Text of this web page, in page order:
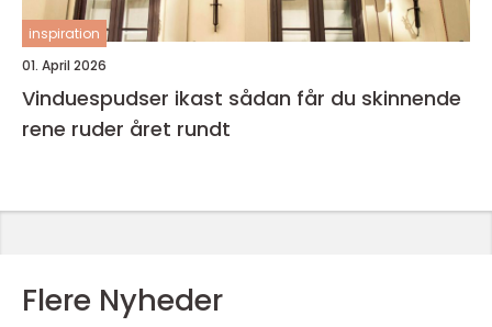
inspiration
01. April 2026
Vinduespudser ikast sådan får du skinnende
rene ruder året rundt
Flere Nyheder